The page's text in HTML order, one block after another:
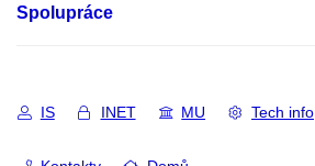
Spolupráce
IS INET MU Tech info